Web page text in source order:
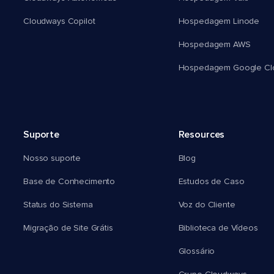
Cloudways Copilot Hospedagem Linode
Hospedagem AWS
Hospedagem Google
Suporte
Nosso suporte
Base de Conhecimento
Status do Sistema
Migração de Site Grátis
Resources
Blog
Estudos de Caso
Voz do Cliente
Biblioteca de Vídeos
Glossário